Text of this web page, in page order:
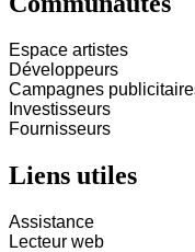
Espace artistes
Développeurs
Campagnes
Investisseurs
Fournisseurs
Liens utiles
Assistance
Lecteur web